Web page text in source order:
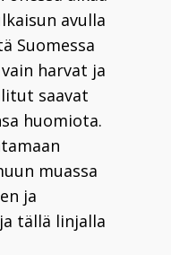
avulla
Suomessa
harvat ja
saavat
huomiota.
muassa
ja
tällä linjalla